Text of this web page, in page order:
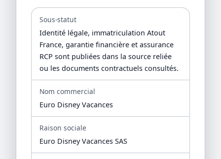
Sous-statut
Identité légale, immatriculation Atout
France, garantie financière et assurance
RCP sont publiées dans la source reliée
ou les documents contractuels consultés.
Nom commercial
Euro Disney Vacances
Raison sociale
Euro Disney Vacances SAS